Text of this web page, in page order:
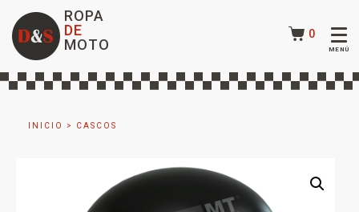
ROPA
DE
MOTO
0
INICIO > CASCOS